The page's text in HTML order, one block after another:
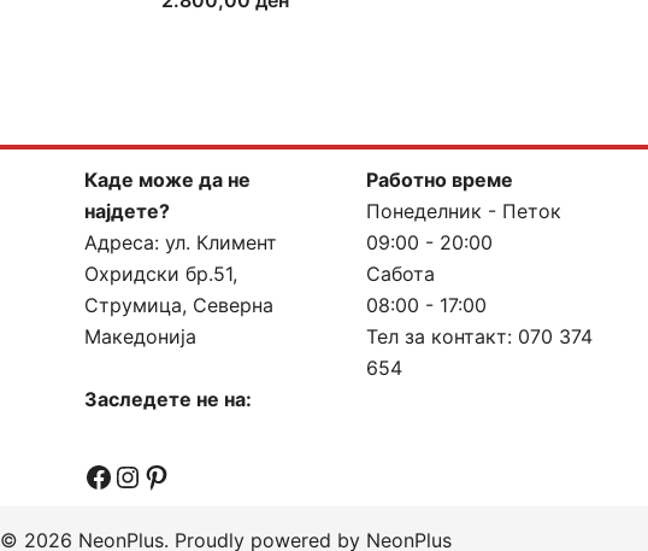
Каде може да не
најдете?
Адреса: ул. Климент
Охридски бр.51,
Струмица, Северна
Македонија
Заследете не на:
Facebook
Instagram
Pinterest
Работно време
Понеделник - Петок
09:00 - 20:00
Сабота
08:00 - 17:00
Тел за контакт: 070 374
654
© 2026 NeonPlus. Proudly powered by NeonPlus